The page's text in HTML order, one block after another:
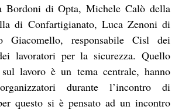
Bordoni di Opta, Michele Calò della
di Confartigianato, Luca Zenoni di
Giacomello, responsabile Cisl dei
lavoratori per la sicurezza. Quello
lavoro è un tema centrale, hanno
durante l’incontro di
questo si è pensato ad un incontro